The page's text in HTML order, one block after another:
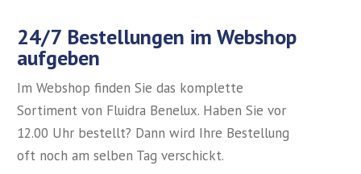
24/7 Bestellungen im Webshop
aufgeben
Im Webshop finden Sie das komplette
Sortiment von Fluidra Benelux. Haben Sie vor
12.00 Uhr bestellt? Dann wird Ihre Bestellung
oft noch am selben Tag verschickt.